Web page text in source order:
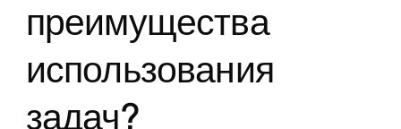
преимущества
использования
задач?